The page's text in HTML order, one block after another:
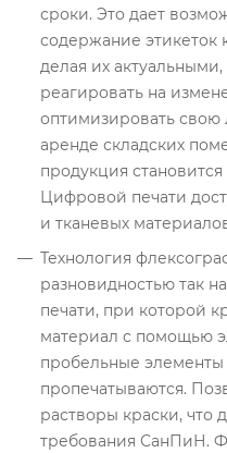
сроки. Это дает
содержание этикеток
делая их
реагировать на
оптимизировать свою
аренде складских
продукция
Цифровой печати
и тканевых
Технология
разновидностью так
печати, при которой
материал с помощью
пробельные элементы
пропечатываются.
растворы краски, что
требования СанПиН.